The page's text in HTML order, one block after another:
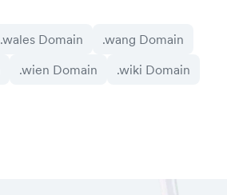
.wales Domain
.wang Domain
.wien Domain
.wiki Domain